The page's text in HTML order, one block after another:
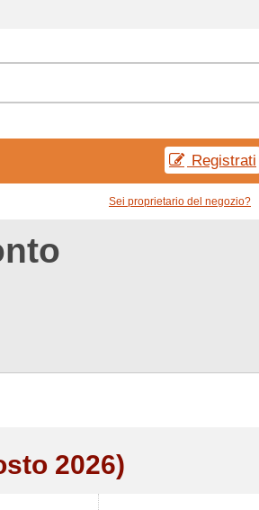
Registrati
Sei proprietario del negozio?
2026)